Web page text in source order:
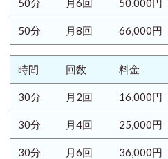
50分 月6回 50,000円
50分 月8回 66,000円
時間 回数 料金
30分 月2回 16,000円
30分 月4回 25,000円
30分 月6回 36,000円